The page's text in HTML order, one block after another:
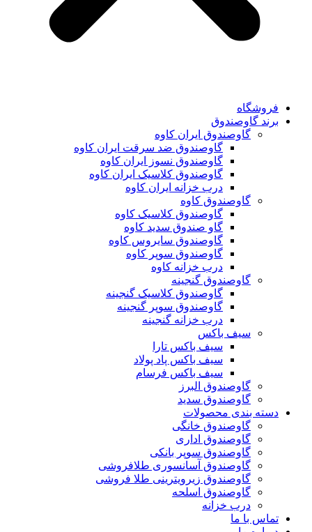
فروشگاه
برند گاوصندوق
گاوصندوق ایران کاوه
گاوصندوق ضد سرقت ایران کاوه
گاوصندوق نسوز ایران کاوه
گاوصندوق کلاسیک ایران کاوه
درب خزانه ایران کاوه
گاوصندوق کاوه
گاوصندوق کلاسیک کاوه
گاو صندوق سدید کاوه
گاوصندوق سایروس کاوه
گاوصندوق سوپر کاوه
درب خزانه کاوه
گاوصندوق گنجینه
گاوصندوق کلاسیک گنجینه
گاوصندوق سوپر گنجینه
درب خزانه گنجینه
سیف باکس
سیف باکس تارا
سیف باکس پاد پولاد
سیف باکس فرسام
گاوصندوق البرز
گاوصندوق سدید
دسته بندی محصولات
گاوصندوق خانگی
گاوصندوق اداری
گاوصندوق سوپر بانکی
گاوصندوق آسانسوری طلافروشی
گاوصندوق زیرویترینی طلا فروشی
گاوصندوق اسلحه
درب خزانه
تماس با ما